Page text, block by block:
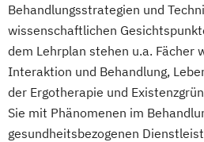
Mechatronik
Medieninformatik
Medizinische Informatik
Modemanagement
Nachhaltiges
Online Marketing
Behandlungsstrategien und
wissenschaftlichen
dem Lehrplan stehen u.a. Fächer
Interaktion und Behandlung,
der Ergotherapie und
Sie mit Phänomenen im
gesundheitsbezogenen